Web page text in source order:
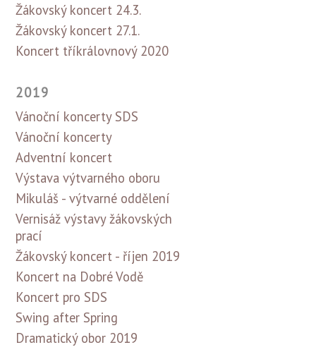
Žákovský koncert 24.3.
Žákovský koncert 27.1.
Koncert tříkrálovnový 2020
2019
Vánoční koncerty SDS
Vánoční koncerty
Adventní koncert
Výstava výtvarného oboru
Mikuláš - výtvarné oddělení
Vernisáž výstavy žákovských
prací
Žákovský koncert - říjen 2019
Koncert na Dobré Vodě
Koncert pro SDS
Swing after Spring
Dramatický obor 2019